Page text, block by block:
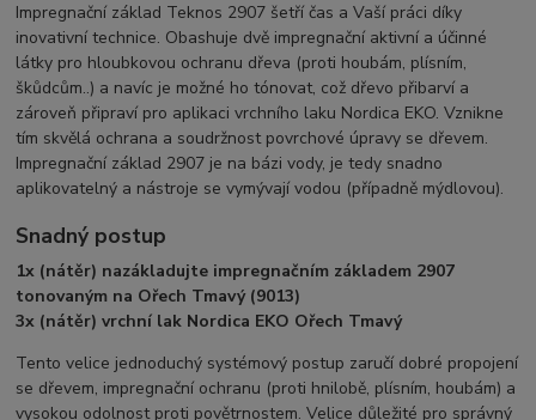
Impregnační základ Teknos 2907 šetří čas a Vaší práci díky
inovativní technice. Obashuje dvě impregnační aktivní a účinné
látky pro hloubkovou ochranu dřeva (proti houbám, plísním,
škůdcům..) a navíc je možné ho tónovat, což dřevo přibarví a
zároveň připraví pro aplikaci vrchního laku Nordica EKO. Vznikne
tím skvělá ochrana a soudržnost povrchové úpravy se dřevem.
Impregnační základ 2907 je na bázi vody, je tedy snadno
aplikovatelný a nástroje se vymývají vodou (případně mýdlovou).
Snadný postup
1x (nátěr) nazákladujte impregnačním základem 2907
tonovaným na Ořech Tmavý (9013)
3x (nátěr) vrchní lak Nordica EKO Ořech Tmavý
Tento velice jednoduchý systémový postup zaručí dobré propojení
se dřevem, impregnační ochranu (proti hnilobě, plísním, houbám) a
vysokou odolnost proti povětrnostem. Velice důležité pro správný